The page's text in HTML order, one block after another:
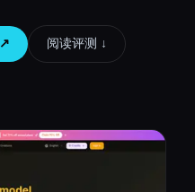
↗︎ 阅读评测 ↓︎